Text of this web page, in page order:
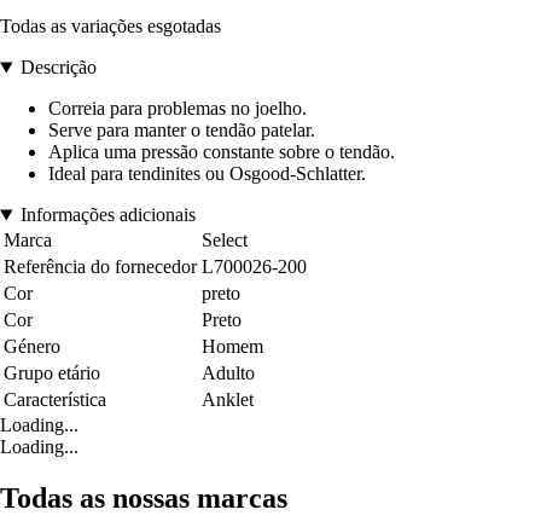
Todas as variações esgotadas
Descrição
Correia para problemas no joelho.
Serve para manter o tendão patelar.
Aplica uma pressão constante sobre o tendão.
Ideal para tendinites ou Osgood-Schlatter.
Informações adicionais
Marca
Select
Referência do fornecedor L700026-200
Cor
preto
Cor
Preto
Género
Homem
Grupo etário
Adulto
Característica
Anklet
Loading...
Loading...
Todas as nossas marcas